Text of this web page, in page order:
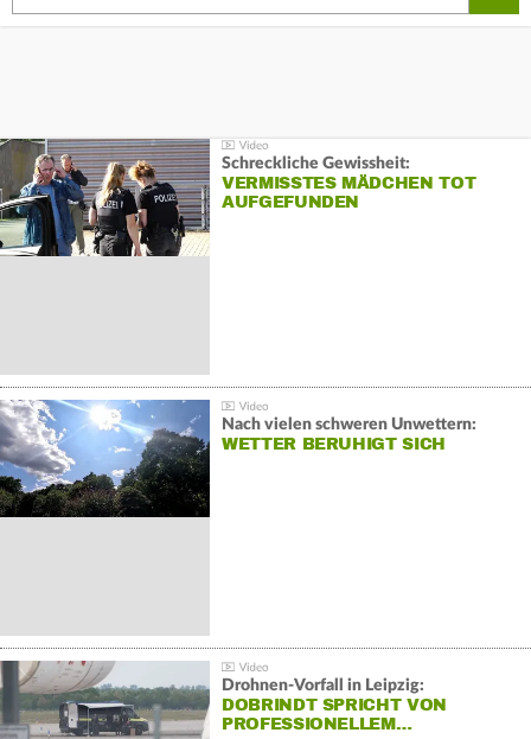
Schreckliche Gewissheit:
VERMISSTES MÄDCHEN TOT
AUFGEFUNDEN
Nach vielen schweren Unwettern:
WETTER BERUHIGT SICH
Drohnen-Vorfall in Leipzig:
DOBRINDT SPRICHT VON
PROFESSIONELLEM…